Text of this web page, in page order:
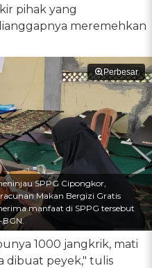
pihak yang
meremehkan
Perbesar
SPPG Cipongkor,
Makan Bergizi Gratis
manfaat di SPPG tersebut
BGN.
1000 jangkrik, mati
dibuat peyek," tulis